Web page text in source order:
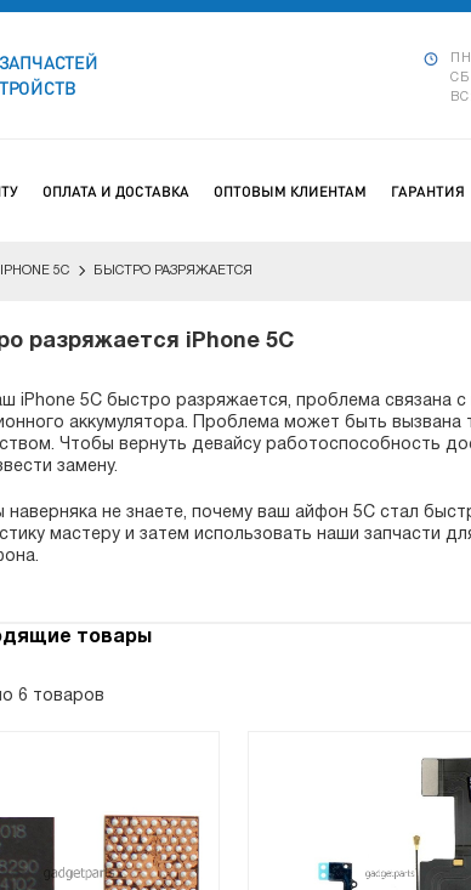
ОПЛАТА И ДОСТАВКА ОПТОВЫМ КЛИЕНТАМ ГАРАНТИЯ
IPHONE 5C БЫСТРО РАЗРЯЖАЕТСЯ
разряжается iPhone 5C
iPhone 5C быстро разряжается, проблема связана
аккумулятора. Проблема может быть
Чтобы вернуть девайсу работоспособность
замену.
наверняка не знаете, почему ваш айфон 5C стал
мастеру и затем использовать наши запчасти
товары
6 товаров